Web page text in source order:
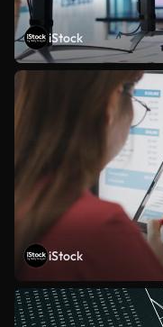
iStock
iStock